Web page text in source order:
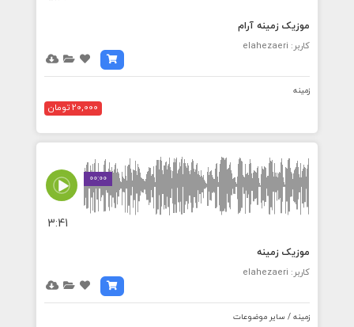
موزیک زمینه آرام
کاربر: elahezaeri
زمینه
20,000 تومان
00:00
3:41
موزیک زمینه
کاربر: elahezaeri
زمینه / سایر موضوعات